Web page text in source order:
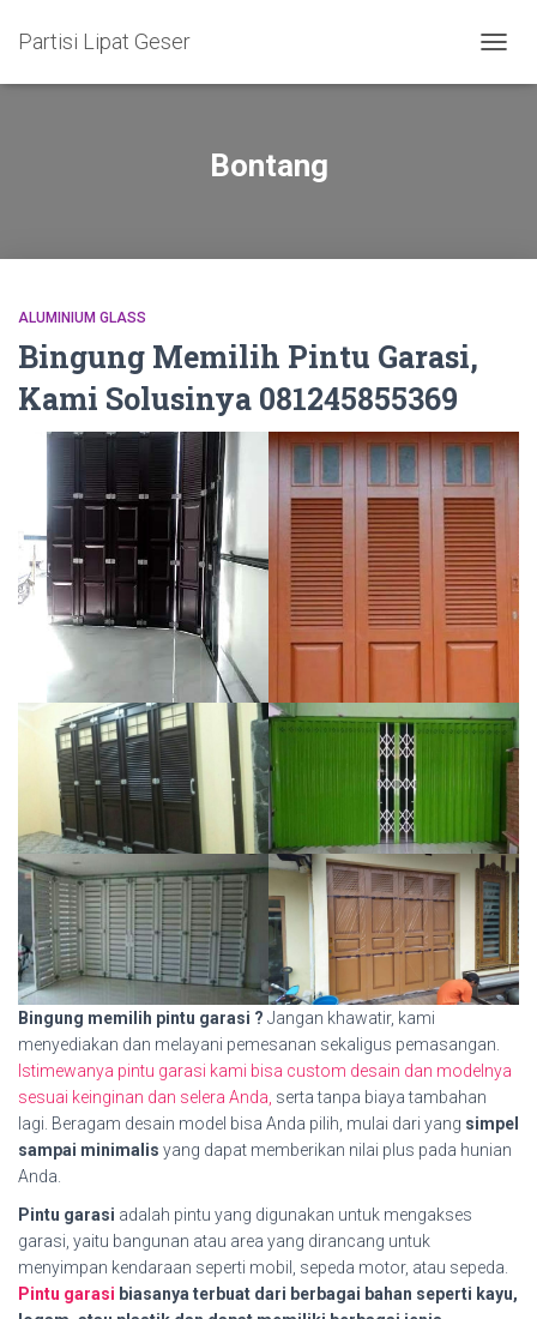
Partisi Lipat Geser
Bontang
ALUMINIUM GLASS
Bingung Memilih Pintu Garasi,
Kami Solusinya 081245855369
Bingung memilih pintu garasi ? Jangan khawatir, kami
menyediakan dan melayani pemesanan sekaligus pemasangan.
Istimewanya pintu garasi kami bisa custom desain dan modelnya
sesuai keinginan dan selera Anda, serta tanpa biaya tambahan
lagi. Beragam desain model bisa Anda pilih, mulai dari yang simpel
sampai minimalis yang dapat memberikan nilai plus pada hunian
Anda.
Pintu garasi adalah pintu yang digunakan untuk mengakses
garasi, yaitu bangunan atau area yang dirancang untuk
menyimpan kendaraan seperti mobil, sepeda motor, atau sepeda.
Pintu garasi biasanya terbuat dari berbagai bahan seperti kayu,